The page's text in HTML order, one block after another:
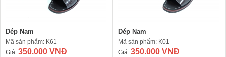
Dép Nam
Mã sản phẩm: K61
Giá: 350.000 VNĐ
Dép Nam
Mã sản phẩm: K01
Giá: 350.000 VNĐ